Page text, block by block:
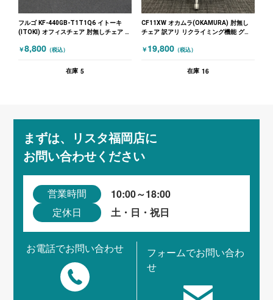
フルゴ KF-440GB-T1T1Q6 イトーキ
(ITOKI) オフィスチェア 肘無しチェア イ
￥8,800 （税込）
在庫 5
CF11XW オカムラ(OKAMURA) 肘無し
チェア 訳アリ リクライミング機能 グリ
￥ 19,800 （税込）
在庫 16
まずは、リスタ福岡店に
お問い合わせください
営業時間 10:00～18:00
定休日 土・日・祝日
お電話でお問い合わせ
フォームでお問い合わ
せ